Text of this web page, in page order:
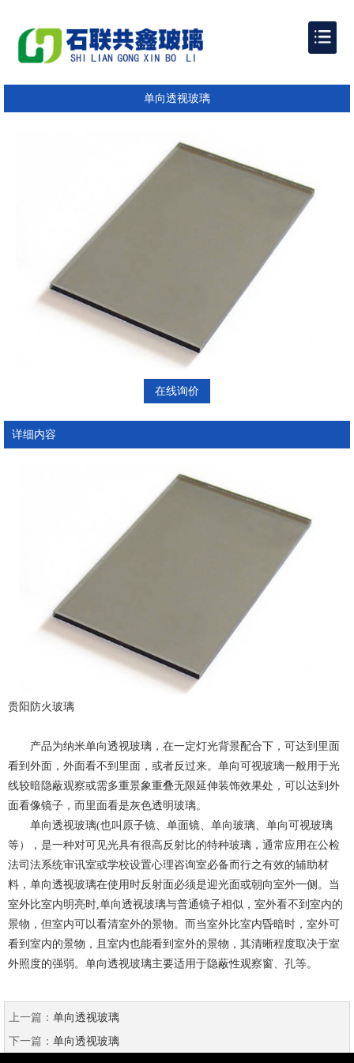
单向透视玻璃
在线询价
详细内容
贵阳防火玻璃
产品为纳米单向透视玻璃，在一定灯光背景配合下，可达到里面
看到外面，外面看不到里面，或者反过来。单向可视玻璃一般用于光
线较暗隐蔽观察或需多重景象重叠无限延伸装饰效果处，可以达到外
面看像镜子，而里面看是灰色透明玻璃。
单向透视玻璃(也叫原子镜、单面镜、单向玻璃、单向可视玻璃
等），是一种对可见光具有很高反射比的特种玻璃，通常应用在公检
法司法系统审讯室或学校设置心理咨询室必备而行之有效的辅助材
料，单向透视玻璃在使用时反射面必须是迎光面或朝向室外一侧。当
室外比室内明亮时,单向透视玻璃与普通镜子相似，室外看不到室内的
景物，但室内可以看清室外的景物。而当室外比室内昏暗时，室外可
看到室内的景物，且室内也能看到室外的景物，其清晰程度取决于室
外照度的强弱。单向透视玻璃主要适用于隐蔽性观察窗、孔等。
上一篇： 单向透视玻璃
下一篇： 单向透视玻璃